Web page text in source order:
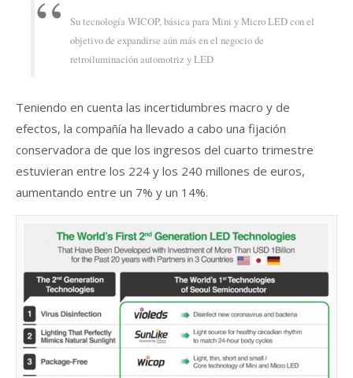
Su tecnología WICOP, básica para Mini y Micro LED con el
objetivo de expandirse aún más en el negocio de
retroiluminación automotriz y LED
Teniendo en cuenta las incertidumbres macro y de
efectos, la compañía ha llevado a cabo una fijación
conservadora de que los ingresos del cuarto trimestre
estuvieran entre los 224 y los 240 millones de euros,
aumentando entre un 7% y un 14%.